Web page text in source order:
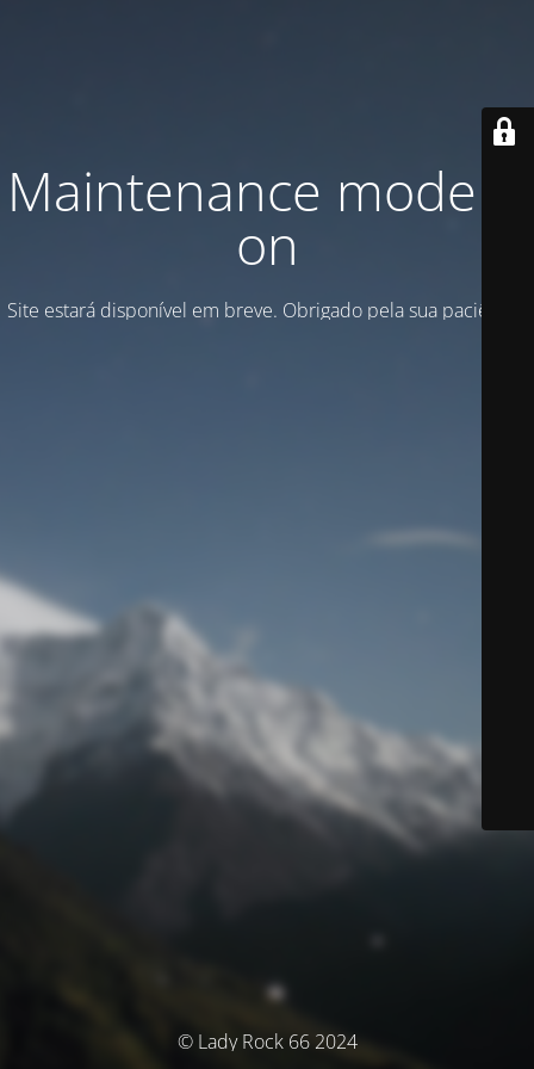
Maintenance mode is
on
Site estará disponível em breve. Obrigado pela sua paciência!
© Lady Rock 66 2024